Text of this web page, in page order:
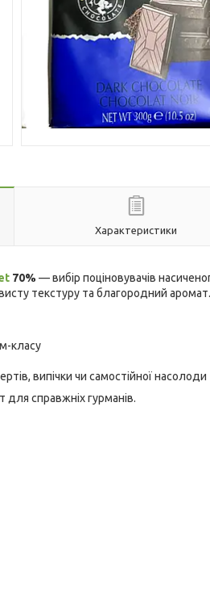
Характеристики
70% — вибір поціновувачів
текстуру та благородний аромат.
класу
випічки чи самостійної насолоди
для справжніх гурманів.